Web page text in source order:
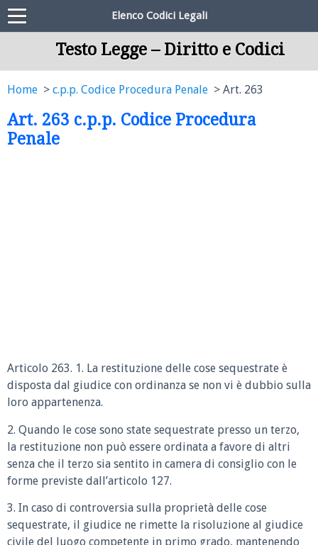
Elenco Codici Legali
Testo Legge – Diritto e Codici
Home c.p.p. Codice Procedura Penale Art. 263
Art. 263 c.p.p. Codice Procedura
Penale
Articolo 263. 1. La restituzione delle cose sequestrate è
disposta dal giudice con ordinanza se non vi è dubbio sulla
loro appartenenza.
2. Quando le cose sono state sequestrate presso un terzo,
la restituzione non può essere ordinata a favore di altri
senza che il terzo sia sentito in camera di consiglio con le
forme previste dall’articolo 127.
3. In caso di controversia sulla proprietà delle cose
sequestrate, il giudice ne rimette la risoluzione al giudice
civile del luogo competente in primo grado, mantenendo